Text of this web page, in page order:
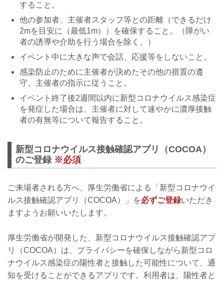
すること。
他の参加者、主催者スタッフ等との距離（できるだけ
2mを目安に（最低1m））を確保すること。（障がい
者の誘導や介助を行う場合を除く。）
イベント中に大きな声で会話、応援等をしないこと。
感染防止のために主催者が決めたその他の措置の遵
守、主催者の指示に従うこと。
イベント終了後2週間以内に新型コロナウイルス感染症
を発症した場合は、主催者に対して速やかに濃厚接触
者の有無等について報告すること。
新型コロナウイルス接触確認アプリ（COCOA）
のご登録 ※必須
ご来場者される方へ、厚生労働省による「新型コロナウイ
ルス接触確認アプリ（COCOA）」を必ずご登録いただき
ますようお願いいたします。
厚生労働省が開発した、新型コロナウイルス接触確認アプ
リ（COCOA）は、プライバシーを確保しながら新型コロ
ナウイルス感染症の陽性者と接触した可能性について、通
知を受けることができるアプリです。利用者は、陽性者と